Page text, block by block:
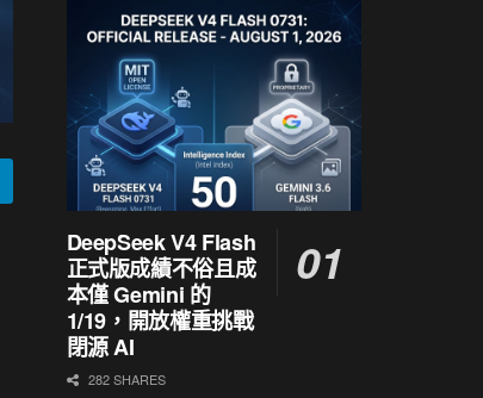
DeepSeek V4 Flash
正式版成績不俗且成
本僅 Gemini 的
1/19，開放權重挑戰
閉源 AI
282 SHARES